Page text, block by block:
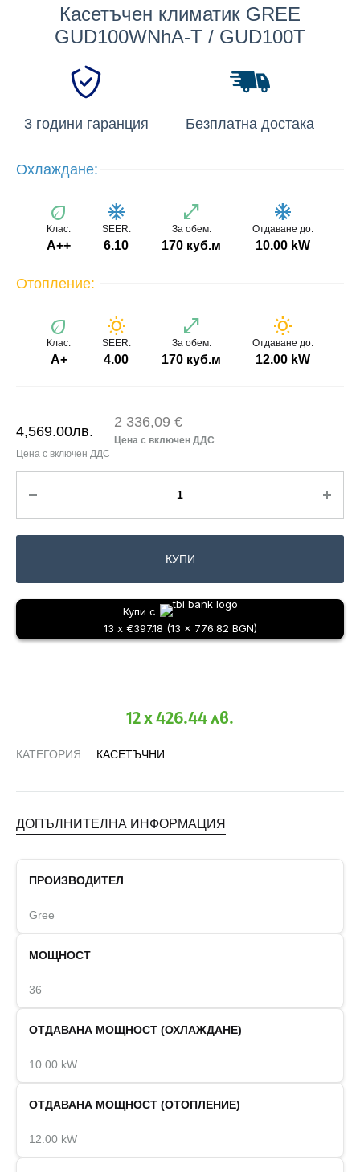
Касетъчен климатик GREE
GUD100WNhA-T / GUD100T
3 години гаранция Безплатна достака
Охлаждане:
eco
Клас:
A++
ac_unit
SEER:
6.10
open_in_full
За обем:
170 куб.м
ac_unit
Отдаване до:
10.00 kW
Отопление:
eco
Клас:
A+
wb_sunny
SEER:
4.00
open_in_full
За обем:
170 куб.м
wb_sunny
Отдаване до:
12.00 kW
4,569.00лв.
2 336,09 €
КУПИ
Купи с
13 x €397.18 (13 x 776.82 BGN)
12 x 426.44 лв.
КАТЕГОРИЯ КАСЕТЪЧНИ
ДОПЪЛНИТЕЛНА ИНФОРМАЦИЯ
ПРОИЗВОДИТЕЛ
Gree
МОЩНОСТ
36
ОТДАВАНА МОЩНОСТ (ОХЛАЖДАНЕ)
10.00 kW
ОТДАВАНА МОЩНОСТ (ОТОПЛЕНИЕ)
12.00 kW